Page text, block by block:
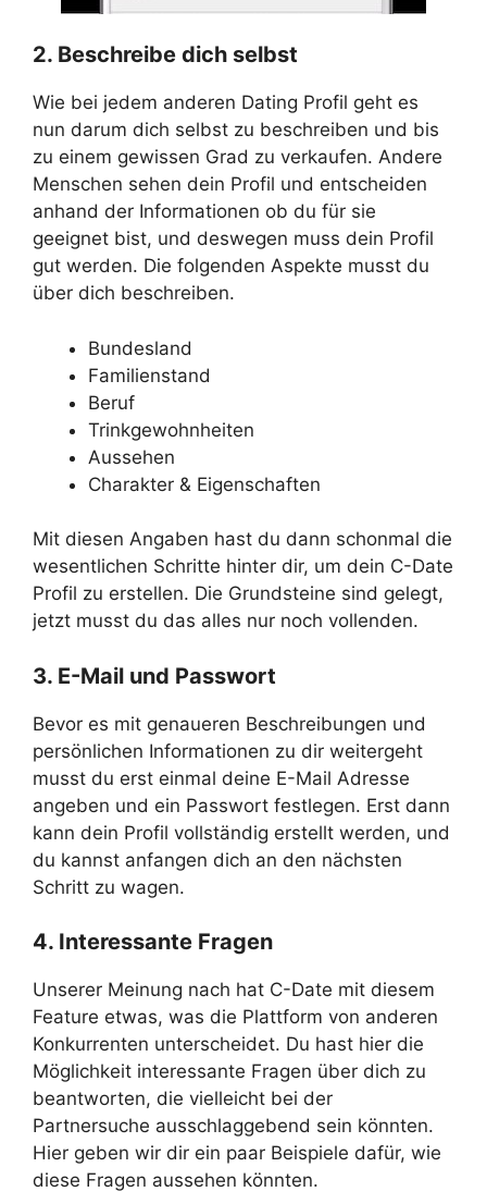
2. Beschreibe dich selbst
Wie bei jedem anderen Dating Profil geht es
nun darum dich selbst zu beschreiben und bis
zu einem gewissen Grad zu verkaufen. Andere
Menschen sehen dein Profil und entscheiden
anhand der Informationen ob du für sie
geeignet bist, und deswegen muss dein Profil
gut werden. Die folgenden Aspekte musst du
über dich beschreiben.
Bundesland
Familienstand
Beruf
Trinkgewohnheiten
Aussehen
Charakter & Eigenschaften
Mit diesen Angaben hast du dann schonmal die
wesentlichen Schritte hinter dir, um dein C-Date
Profil zu erstellen. Die Grundsteine sind gelegt,
jetzt musst du das alles nur noch vollenden.
3. E-Mail und Passwort
Bevor es mit genaueren Beschreibungen und
persönlichen Informationen zu dir weitergeht
musst du erst einmal deine E-Mail Adresse
angeben und ein Passwort festlegen. Erst dann
kann dein Profil vollständig erstellt werden, und
du kannst anfangen dich an den nächsten
Schritt zu wagen.
4. Interessante Fragen
Unserer Meinung nach hat C-Date mit diesem
Feature etwas, was die Plattform von anderen
Konkurrenten unterscheidet. Du hast hier die
Möglichkeit interessante Fragen über dich zu
beantworten, die vielleicht bei der
Partnersuche ausschlaggebend sein könnten.
Hier geben wir dir ein paar Beispiele dafür, wie
diese Fragen aussehen könnten.